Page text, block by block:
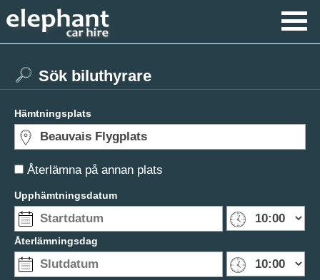
Återlämna på annan plats
Sök biluthyrare
Hämtningsplats
Upphämtningsdatum
Återlämningsdag